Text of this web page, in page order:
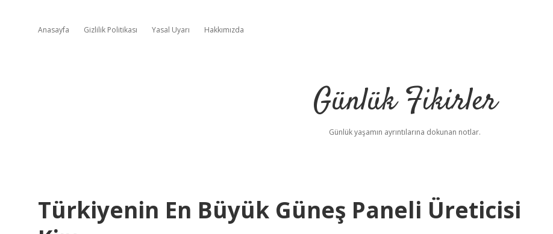
Anasayfa Gizlilik Politikası Yasal Uyarı Hakkımızda
Günlük Fikirler
Günlük yaşamın ayrıntılarına dokunan notlar.
Türkiyenin En Büyük Güneş Paneli Üreticisi